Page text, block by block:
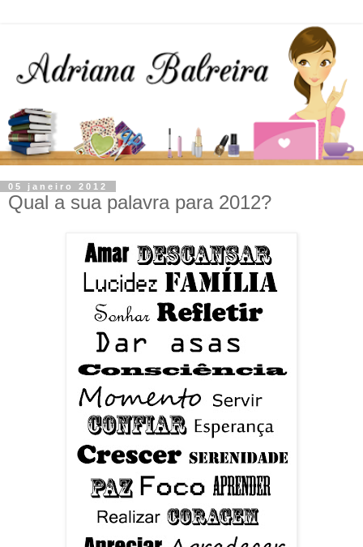
05 janeiro 2012
Qual a sua palavra para 2012?